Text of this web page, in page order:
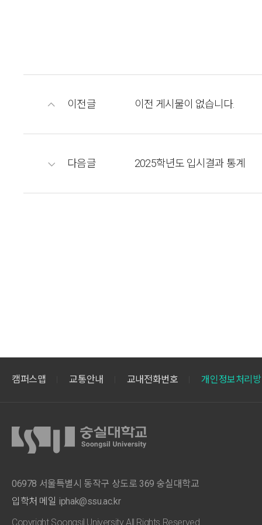
이전글 이전 게시물이 없습니다.
다음글 2025학년도 입시결과 통계
캠퍼스맵 교통안내 교내전화번호 개인정보처리
06978 서울특별시 동작구 상도로 369 숭실대학교
입학처 메일 iphak@ssu.ac.kr
Copyright Soongsil University All Rights Reserved.